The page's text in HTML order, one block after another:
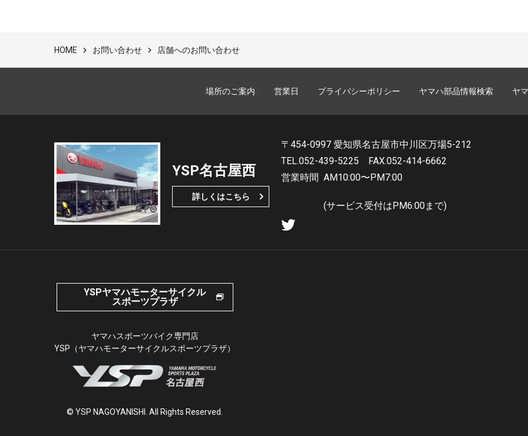
HOME お問い合わせ 店舗へのお問い合わせ
場所のご案内 営業日 プライバシーポリシー ヤマハ部品情報検索 ヤ
YSP名古屋西
詳しくはこちら
〒454-0997 愛知県名古屋市中川区万場5-212
TEL.052-439-5225
FAX.052-414-6662
営業時間 AM10:00〜PM7:00
(サービス受付はPM6:00まで)
YSPヤマハモーターサイクル
スポーツプラザ
ヤマハスポーツバイク専門店
YSP（ヤマハモーターサイクルスポーツプラザ）
© YSP NAGOYANISHI. All Rights Reserved.